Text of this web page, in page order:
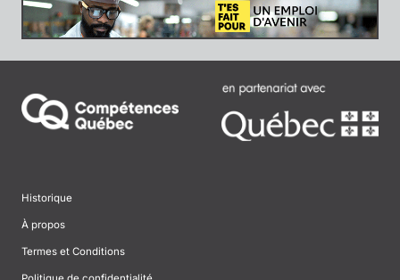
Historique
À propos
Termes et Conditions